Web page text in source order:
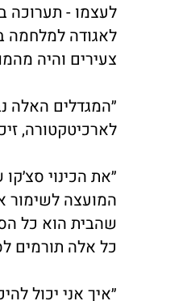
לעצמו - תערוכה
לאגודה למלחמה
צעירים והיה
״המגדלים האלה
לארכיטקטורה, זיכרון משנות ה - 80
״את הכינוי
המועצה לשימור
שהבית הוא כל
כל אלה תורמים
״איך אני יכול